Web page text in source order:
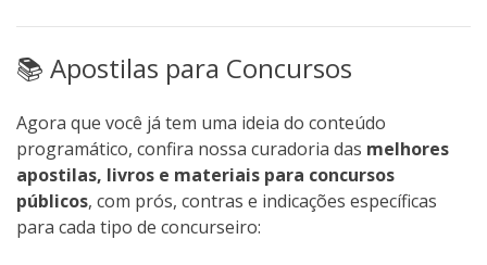
📚 Apostilas para Concursos
Agora que você já tem uma ideia do conteúdo
programático, confira nossa curadoria das melhores
apostilas, livros e materiais para concursos
públicos, com prós, contras e indicações específicas
para cada tipo de concurseiro: